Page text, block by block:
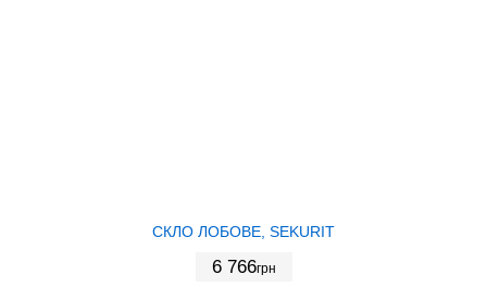
СКЛО ЛОБОВЕ, SEKURIT
6 766грн